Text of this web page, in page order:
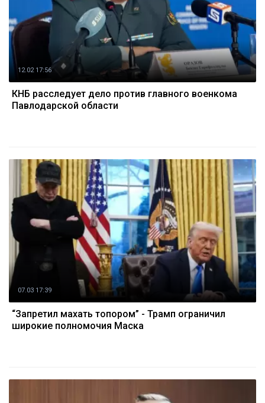
12.02 17:56
КНБ расследует дело против главного военкома
Павлодарской области
07.03 17:39
“Запретил махать топором” - Трамп ограничил
широкие полномочия Маска